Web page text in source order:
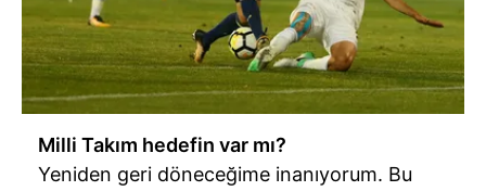
Milli Takım hedefin var mı?
Yeniden geri döneceğime inanıyorum. Bu